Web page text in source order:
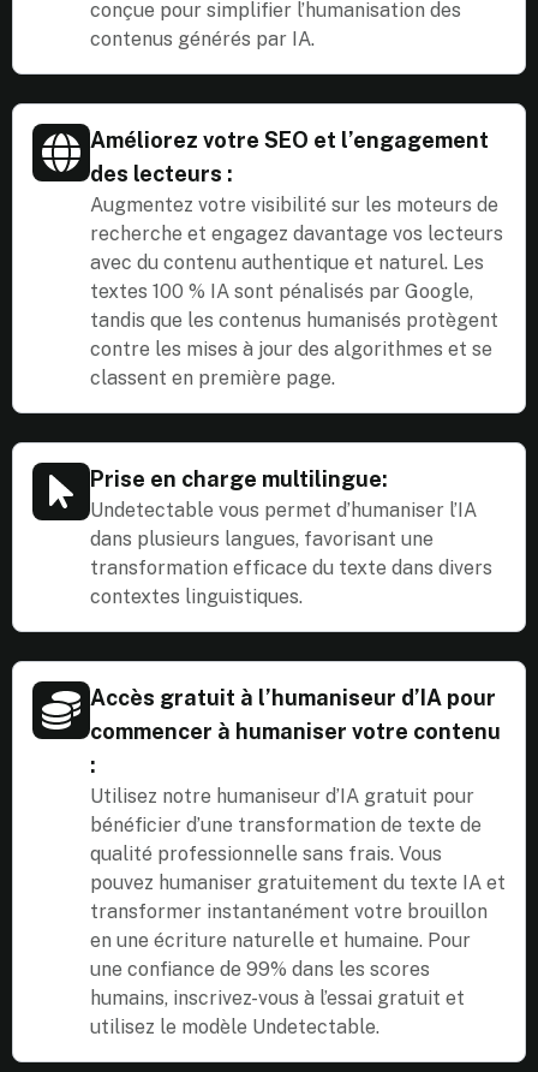
conçue pour simplifier l’humanisation des
contenus générés par IA.
Améliorez votre SEO et l’engagement
des lecteurs :
Augmentez votre visibilité sur les moteurs de
recherche et engagez davantage vos lecteurs
avec du contenu authentique et naturel. Les
textes 100 % IA sont pénalisés par Google,
tandis que les contenus humanisés protègent
contre les mises à jour des algorithmes et se
classent en première page.
Prise en charge multilingue:
Undetectable vous permet d’humaniser l’IA
dans plusieurs langues, favorisant une
transformation efficace du texte dans divers
contextes linguistiques.
Accès gratuit à l’humaniseur d’IA pour
commencer à humaniser votre contenu
:
Utilisez notre humaniseur d’IA gratuit pour
bénéficier d’une transformation de texte de
qualité professionnelle sans frais. Vous
pouvez humaniser gratuitement du texte IA et
transformer instantanément votre brouillon
en une écriture naturelle et humaine. Pour
une confiance de 99% dans les scores
humains, inscrivez-vous à l’essai gratuit et
utilisez le modèle Undetectable.